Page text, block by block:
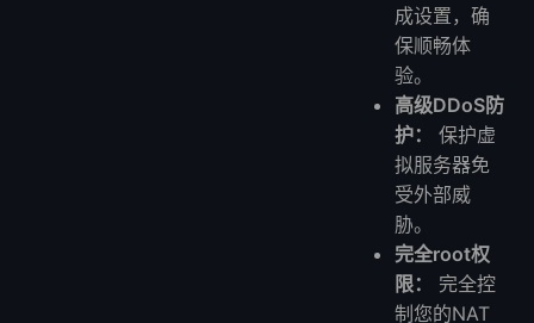
成设置，确
保顺畅体
验。
高级DDoS防
护：
保护虚
拟服务器免
受外部威
胁。
完全root权
限：
完全控
制您的NAT